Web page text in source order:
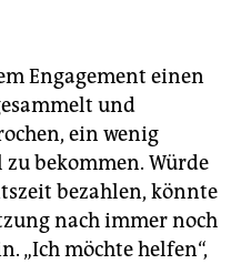
Engagement einen
und
ein wenig
bekommen. Würde
bezahlen, könnte
nach immer noch
„Ich möchte helfen“,